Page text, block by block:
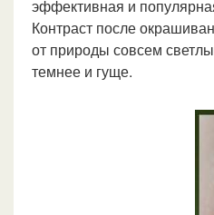
эффективная и
Контраст после
от природы совсем
темнее и гуще.